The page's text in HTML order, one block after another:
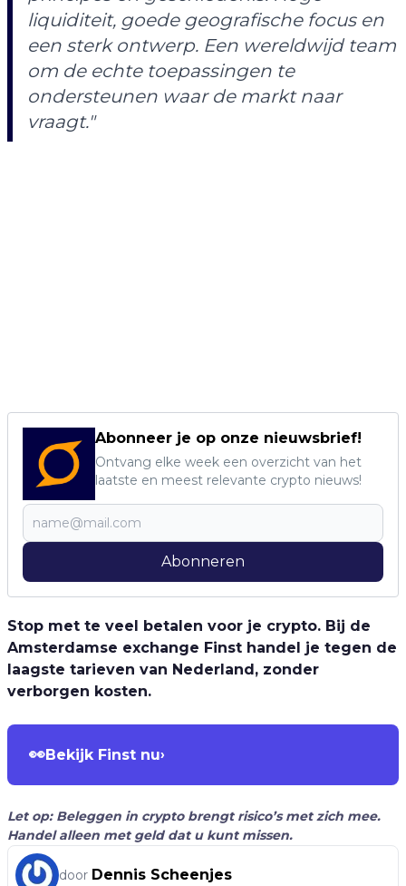
liquiditeit, goede geografische focus en
een sterk ontwerp. Een wereldwijd team
om de echte toepassingen te
ondersteunen waar de markt naar
vraagt."
Abonneer je op onze nieuwsbrief!
Ontvang elke week een overzicht van het
laatste en meest relevante crypto nieuws!
Abonneren
Stop met te veel betalen voor je crypto. Bij de
Amsterdamse exchange Finst handel je tegen de
laagste tarieven van Nederland, zonder
verborgen kosten.
👀Bekijk Finst nu›
Let op: Beleggen in crypto brengt risico’s met zich mee.
Handel alleen met geld dat u kunt missen.
door Dennis Scheenjes